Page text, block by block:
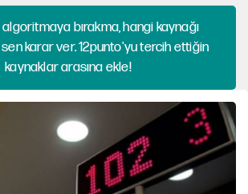
bırakma, hangi kaynağı
karar ver. 12punto'yu tercih ettiğin
kaynaklar arasına ekle!